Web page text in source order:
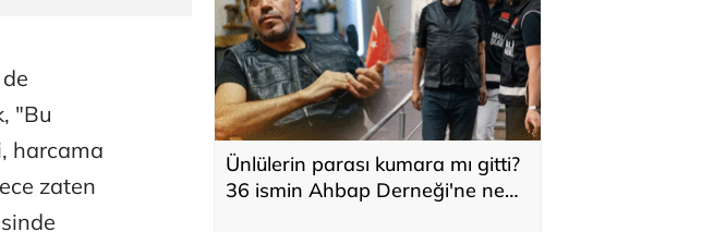
"Bu
harcama
zaten
Ünlülerin parası kumara mı gitti?
36 ismin Ahbap Derneği'ne ne